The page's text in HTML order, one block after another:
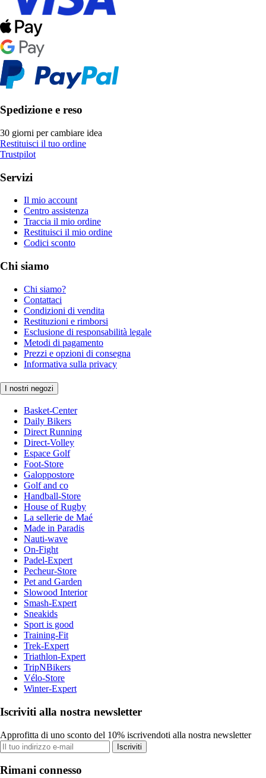
Spedizione e reso
30 giorni per cambiare idea
Restituisci il tuo ordine
Trustpilot
Servizi
Il mio account
Centro assistenza
Traccia il mio ordine
Restituisci il mio ordine
Codici sconto
Chi siamo
Chi siamo?
Contattaci
Condizioni di vendita
Restituzioni e rimborsi
Esclusione di responsabilità legale
Metodi di pagamento
Prezzi e opzioni di consegna
Informativa sulla privacy
I nostri negozi
Basket-Center
Daily Bikers
Direct Running
Direct-Volley
Espace Golf
Foot-Store
Galoppostore
Golf and co
Handball-Store
House of Rugby
La sellerie de Maé
Made in Paradis
Nauti-wave
On-Fight
Padel-Expert
Pecheur-Store
Pet and Garden
Slowood Interior
Smash-Expert
Sneakids
Sport is good
Training-Fit
Trek-Expert
Triathlon-Expert
TripNBikers
Vélo-Store
Winter-Expert
Iscriviti alla nostra newsletter
Approfitta di uno sconto del 10% iscrivendoti alla nostra newsletter
Iscriviti
Rimani connesso